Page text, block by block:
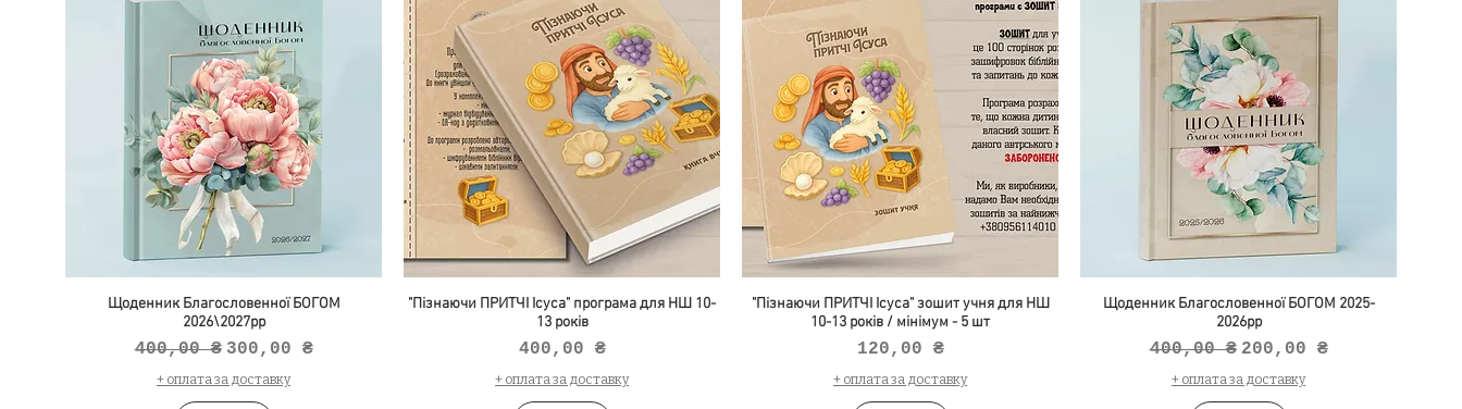
Щоденник Благословенної БОГОМ
2026\2027рр
Звичайна ціна
400,00 ₴ За розпродажем
300,00 ₴
+ оплата за доставку
"Пізнаючи ПРИТЧІ Ісуса" програма для НШ 10-
13 років
Ціна
400,00 ₴
+ оплата за доставку
"Пізнаючи ПРИТЧІ Ісуса" зошит учня для НШ
10-13 років / мінімум - 5 шт
Ціна
120,00 ₴
+ оплата за доставку
Щоденник Благословенної БОГОМ 2025-
2026рр
Звичайна ціна
400,00 ₴ За розпродажем
200,00 ₴
+ оплата за доставку